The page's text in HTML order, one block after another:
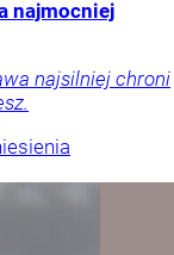
najmocniej
najsilniej chroni